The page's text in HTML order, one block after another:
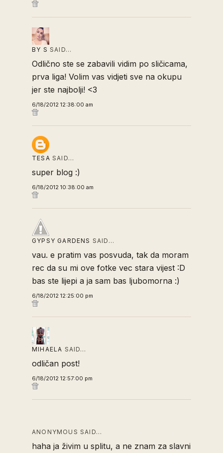
BY S SAID…
Odlično ste se zabavili vidim po sličicama,
prva liga! Volim vas vidjeti sve na okupu
jer ste najbolji! <3
6/18/2012 12:38:00 am
TESA SAID…
super blog :)
6/18/2012 10:38:00 am
GYPSY GARDENS SAID…
vau. e pratim vas posvuda, tak da moram
rec da su mi ove fotke vec stara vijest :D
bas ste lijepi a ja sam bas ljubomorna :)
6/18/2012 12:25:00 pm
MIHAELA SAID…
odličan post!
6/18/2012 12:57:00 pm
ANONYMOUS SAID…
haha ja živim u splitu, a ne znam za slavni